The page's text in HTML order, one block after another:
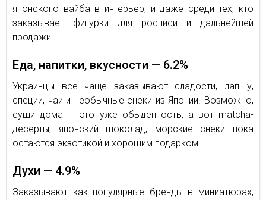
японского вайба в интерьер, и даже среди тех, кто
заказывает фигурки для росписи и дальнейшей
продажи.
Еда, напитки, вкусности — 6.2%
Украинцы все чаще заказывают сладости, лапшу,
специи, чаи и необычные снеки из Японии. Возможно,
суши дома — это уже обыденность, а вот matcha-
десерты, японский шоколад, морские снеки пока
остаются экзотикой и хорошим подарком.
Духи — 4.9%
Заказывают как популярные бренды в миниатюрах,